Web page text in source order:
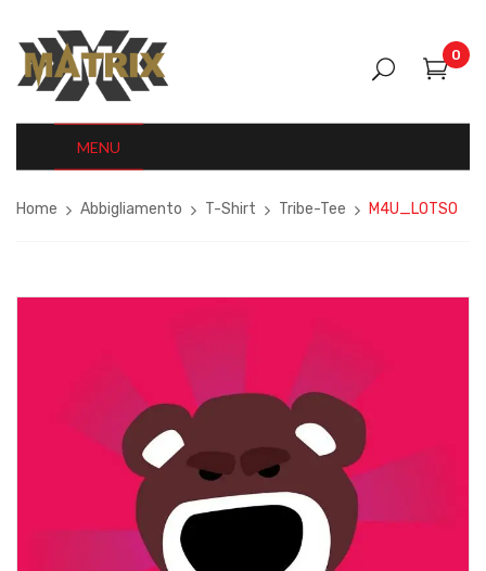
0
MENU
Home Abbigliamento T-Shirt Tribe-Tee M4U_LOTSO